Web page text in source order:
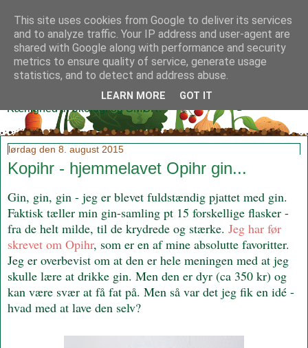
Klidmoster.dk
Kærlighed til økologi og SMØR!
lørdag den 8. august 2015
Kopihr - hjemmelavet Opihr gin...
Gin, gin, gin - jeg er blevet fuldstændig pjattet med gin.
Faktisk tæller min gin-samling pt 15 forskellige flasker -
fra de helt milde, til de krydrede og stærke. Jeg har før
skrevet om Opihr, som er en af mine absolutte favoritter.
Jeg er overbevist om at den er hele meningen med at jeg
skulle lære at drikke gin. Men den er dyr (ca 350 kr) og
kan være svær at få fat på. Men så var det jeg fik en idé -
hvad med at lave den selv?
This site uses cookies from Google to deliver its services
and to analyze traffic. Your IP address and user-agent are
shared with Google along with performance and security
metrics to ensure quality of service, generate usage
statistics, and to detect and address abuse.
LEARN MORE GOT IT